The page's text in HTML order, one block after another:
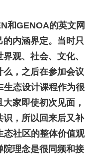
和GENOA的英文网
内涵界定。当时只
观、社会、文化、
，之后在参加会议
生态设计课程作为很
家即使初次见面，
，所以回来后又补
态社区的整体价值观
理念是很同频和接